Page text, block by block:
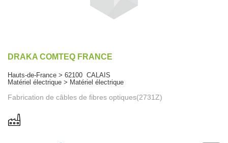
DRAKA COMTEQ FRANCE
Hauts-de-France > 62100 CALAIS
Matériel électrique > Matériel électrique
Fabrication de câbles de fibres optiques(2731Z)